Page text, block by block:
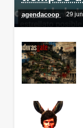
agendacoop 29